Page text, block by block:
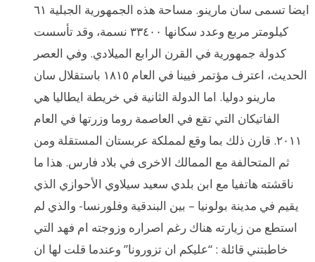
ايضا تسمى سان مارينو. مساحة هذه الجمهورية الجبلية ٦١
كيلومتر مربع وعدد سكانها ٣٣٤٠٠ نسمة، وقد تأسست
كدولة جمهورية في القرن الرابع الميلادي. وفي العصر
الحديث، اعترف مؤتمر فيينا في العام ١٨١٥ باستقلال سان
مارينو دوليا. اما الدولة الثانية في خريطة ايطاليا هي
الفاتيكان التي تقع في العاصمة روما وزرتها في العام
٢٠١١. قارن ذلك بما وقع لمملكة عربستان المستقلة ومن
ثم المتحالفة مع الممالك الاخرى في بلاد فارس. هذا ما
ناقشته هاتفيا مع ابن بلدي سعيد سيلاوي الأحوازي الذي
يقيم في مدينة بولونيا – بين البندقية وفلورنسا- والذي لم
استطع من زيارته هناك رغم اصراره وزوجته ام فهد التي
خاطبتني قائلة : “عليكم ان تزورونا” وعندما قلت لها ان